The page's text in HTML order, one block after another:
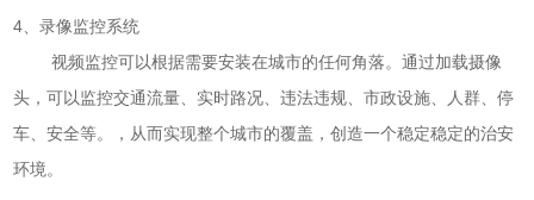
4、录像监控系统
视频监控可以根据需要安装在城市的任何角落。通过加载摄像
头，可以监控交通流量、实时路况、违法违规、市政设施、人群、停
车、安全等。，从而实现整个城市的覆盖，创造一个稳定稳定的治安
环境。